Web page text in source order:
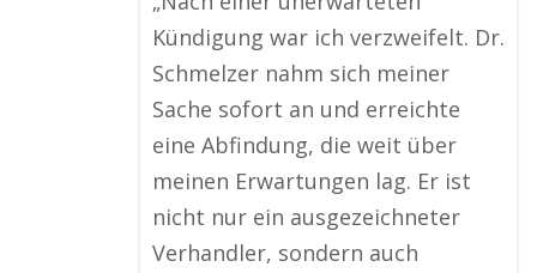
Kündigung war ich verzweifelt. Dr.
Schmelzer nahm sich meiner
Sache sofort an und erreichte
eine Abfindung, die weit über
meinen Erwartungen lag. Er ist
nicht nur ein ausgezeichneter
Verhandler, sondern auch